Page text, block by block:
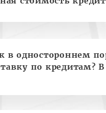
в одностороннем
по кредитам? В